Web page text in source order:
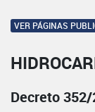
VER PÁGINAS
Decreto 352/